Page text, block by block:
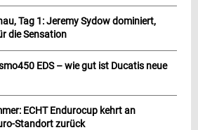
Tag 1: Jeremy Sydow dominiert,
die Sensation
EDS – wie gut ist Ducatis neue
ECHT Endurocup kehrt an
Standort zurück